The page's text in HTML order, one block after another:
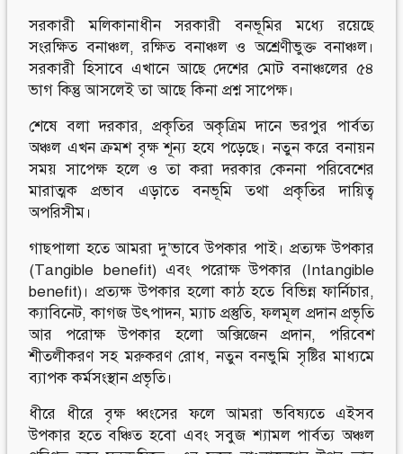
সরকারী মলিকানাধীন সরকারী বনভূমির মধ্যে রয়েছে
সংরক্ষিত বনাঞ্চল, রক্ষিত বনাঞ্চল ও অশ্রেণীভুক্ত বনাঞ্চল।
সরকারী হিসাবে এখানে আছে দেশের মোট বনাঞ্চলের ৫৪
ভাগ কিন্তু আসলেই তা আছে কিনা প্রশ্ন সাপেক্ষ।
শেষে বলা দরকার, প্রকৃতির অকৃত্রিম দানে ভরপুর পার্বত্য
অঞ্চল এখন ক্রমশ বৃক্ষ শূন্য হযে পড়েছে। নতুন করে বনায়ন
সময় সাপেক্ষ হলে ও তা করা দরকার কেননা পরিবেশের
মারাত্মক প্রভাব এড়াতে বনভূমি তথা প্রকৃতির দায়িত্ব
অপরিসীম।
গাছপালা হতে আমরা দু’ভাবে উপকার পাই। প্রত্যক্ষ উপকার
(Tangible benefit) এবং পরোক্ষ উপকার (Intangible
benefit)। প্রত্যক্ষ উপকার হলো কাঠ হতে বিভিন্ন ফার্নিচার,
ক্যাবিনেট, কাগজ উৎপাদন, ম্যাচ প্রস্তুতি, ফলমূল প্রদান প্রভৃতি
আর পরোক্ষ উপকার হলো অক্সিজেন প্রদান, পরিবেশ
শীতলীকরণ সহ মরুকরণ রোধ, নতুন বনভুমি সৃষ্টির মাধ্যমে
ব্যাপক কর্মসংস্থান প্রভৃতি।
ধীরে ধীরে বৃক্ষ ধ্বংসের ফলে আমরা ভবিষ্যতে এইসব
উপকার হতে বঞ্চিত হবো এবং সবুজ শ্যামল পার্বত্য অঞ্চল